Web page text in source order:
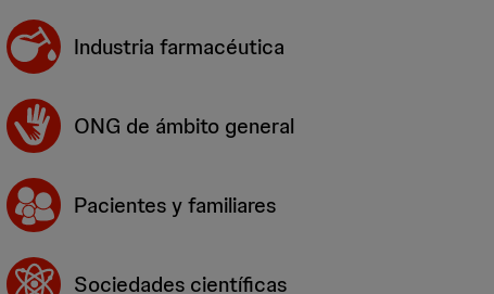
Industria farmacéutica
ONG de ámbito general
Pacientes y familiares
Sociedades científicas